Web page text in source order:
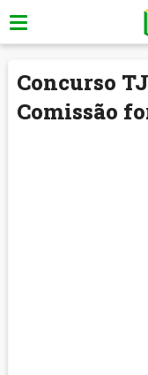
Concurso
Comissão